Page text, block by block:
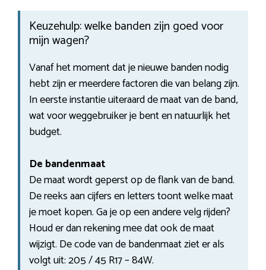
Keuzehulp: welke banden zijn goed voor
mijn wagen?
Vanaf het moment dat je nieuwe banden nodig
hebt zijn er meerdere factoren die van belang zijn.
In eerste instantie uiteraard de maat van de band,
wat voor weggebruiker je bent en natuurlijk het
budget.
De bandenmaat
De maat wordt geperst op de flank van de band.
De reeks aan cijfers en letters toont welke maat
je moet kopen. Ga je op een andere velg rijden?
Houd er dan rekening mee dat ook de maat
wijzigt. De code van de bandenmaat ziet er als
volgt uit: 205 / 45 R17 – 84W.